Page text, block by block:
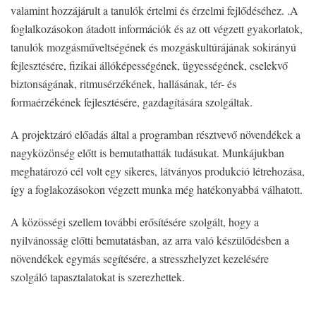
valamint hozzájárult a tanulók értelmi és érzelmi fejlődéséhez. .A
foglalkozásokon átadott információk és az ott végzett gyakorlatok,
tanulók mozgásműveltségének és mozgáskultúrájának sokirányú
fejlesztésére, fizikai állóképességének, ügyességének, cselekvő
biztonságának, ritmusérzékének, hallásának, tér- és
formaérzékének fejlesztésére, gazdagítására szolgáltak.
A projektzáró előadás által a programban résztvevő növendékek a
nagyközönség előtt is bemutathatták tudásukat. Munkájukban
meghatározó cél volt egy sikeres, látványos produkció létrehozása,
így a foglakozásokon végzett munka még hatékonyabbá válhatott.
A közösségi szellem további erősítésére szolgált, hogy a
nyilvánosság előtti bemutatásban, az arra való készülődésben a
növendékek egymás segítésére, a stresszhelyzet kezelésére
szolgáló tapasztalatokat is szerezhettek.